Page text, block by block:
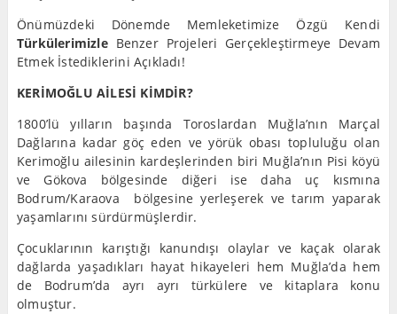
Önümüzdeki Dönemde Memleketimize Özgü Kendi
TürkülerimizleBenzer Projeleri Gerçekleştirmeye Devam
Etmek İstediklerini Açıkladı!
KERİMOĞLU AİLESİ KİMDİR?
1800’lü yılların başında Toroslardan Muğla’nın Marçal
Dağlarına kadar göç eden ve yörük obası topluluğu olan
Kerimoğlu ailesinin kardeşlerinden biri Muğla’nın Pisi köyü
ve Gökova bölgesinde diğeri ise daha uç kısmına
Bodrum/Karaova bölgesine yerleşerek ve tarım yaparak
yaşamlarını sürdürmüşlerdir.
Çocuklarının karıştığı kanundışı olaylar ve kaçak olarak
dağlarda yaşadıkları hayat hikayeleri hem Muğla’da hem
de Bodrum’da ayrı ayrı türkülere ve kitaplara konu
olmuştur.